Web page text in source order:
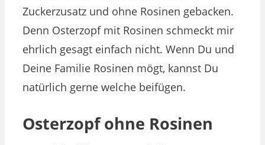
Zuckerzusatz und ohne Rosinen gebacken.
Denn Osterzopf mit Rosinen schmeckt mir
ehrlich gesagt einfach nicht. Wenn Du und
Deine Familie Rosinen mögt, kannst Du
natürlich gerne welche beifügen.
Osterzopf ohne Rosinen